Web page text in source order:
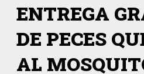
ENTREGA
DE PECES
AL